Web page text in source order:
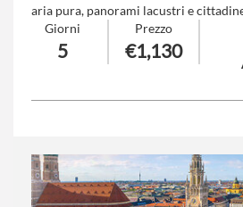
aria pura, panorami lacustri e
medioevali. Situate al confine con
Foresta Nera e Friburgo sono tra le
amate dell’Europa centrale.
Giorni
5
Prezzo
€1,130